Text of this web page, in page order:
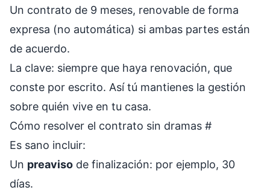
Un contrato de 9 meses, renovable de forma
expresa (no automática) si ambas partes están
de acuerdo.
La clave: siempre que haya renovación, que
conste por escrito. Así tú mantienes la gestión
sobre quién vive en tu casa.
Cómo resolver el contrato sin dramas #
Es sano incluir:
Un preaviso de finalización: por ejemplo, 30
días.